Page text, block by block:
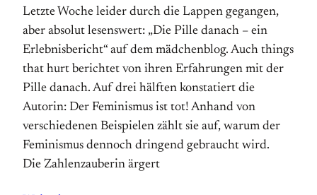
Letzte Woche leider durch die Lappen gegangen,
aber absolut lesenswert: „Die Pille danach – ein
Erlebnisbericht“ auf dem mädchenblog. Auch things
that hurt berichtet von ihren Erfahrungen mit der
Pille danach. Auf drei hälften konstatiert die
Autorin: Der Feminismus ist tot! Anhand von
verschiedenen Beispielen zählt sie auf, warum der
Feminismus dennoch dringend gebraucht wird.
Die Zahlenzauberin ärgert